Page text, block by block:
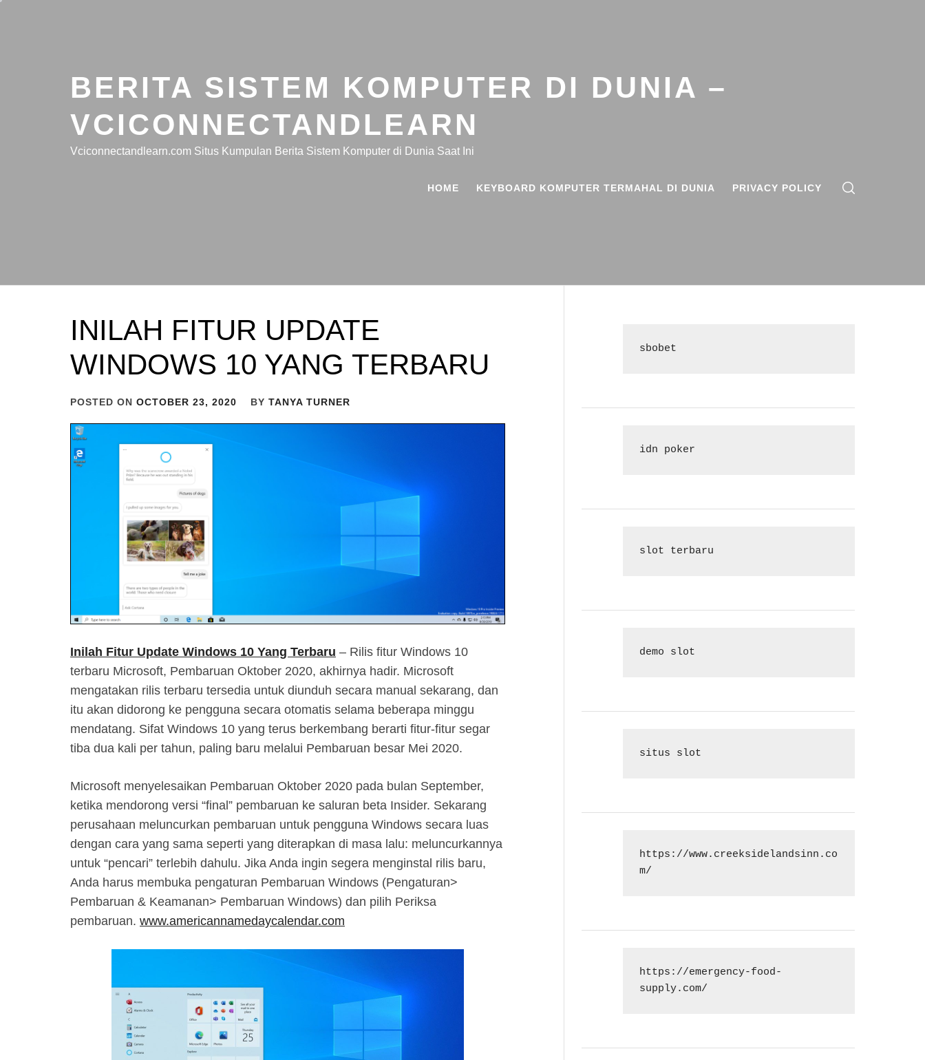
BERITA SISTEM KOMPUTER DI DUNIA –
VCICONNECTANDLEARN
Vciconnectandlearn.com Situs Kumpulan Berita Sistem Komputer di Dunia Saat Ini
HOME KEYBOARD KOMPUTER TERMAHAL DI DUNIA PRIVACY POLICY
INILAH FITUR UPDATE
WINDOWS 10 YANG TERBARU
POSTED ON OCTOBER 23, 2020 BY TANYA TURNER
Inilah Fitur Update Windows 10 Yang Terbaru – Rilis fitur Windows 10
terbaru Microsoft, Pembaruan Oktober 2020, akhirnya hadir. Microsoft
mengatakan rilis terbaru tersedia untuk diunduh secara manual sekarang, dan
itu akan didorong ke pengguna secara otomatis selama beberapa minggu
mendatang. Sifat Windows 10 yang terus berkembang berarti fitur-fitur segar
tiba dua kali per tahun, paling baru melalui Pembaruan besar Mei 2020.
Microsoft menyelesaikan Pembaruan Oktober 2020 pada bulan September,
ketika mendorong versi “final” pembaruan ke saluran beta Insider. Sekarang
perusahaan meluncurkan pembaruan untuk pengguna Windows secara luas
dengan cara yang sama seperti yang diterapkan di masa lalu: meluncurkannya
untuk “pencari” terlebih dahulu. Jika Anda ingin segera menginstal rilis baru,
Anda harus membuka pengaturan Pembaruan Windows (Pengaturan>
Pembaruan & Keamanan> Pembaruan Windows) dan pilih Periksa
pembaruan. www.americannamedaycalendar.com
sbobet
idn poker
slot terbaru
demo slot
situs slot
https://www.creeksidelandsinn.co
m/
https://emergency-food-
supply.com/